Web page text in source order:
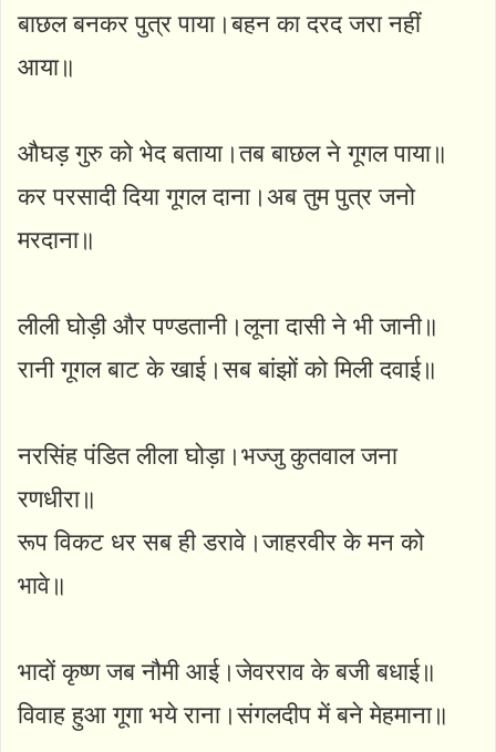
बाछल बनकर पुत्र पाया।बहन का दरद जरा नहीं
आया॥
औघड़ गुरु को भेद बताया।तब बाछल ने गूगल पाया॥
कर परसादी दिया गूगल दाना।अब तुम पुत्र जनो
मरदाना॥
लीली घोड़ी और पण्डतानी।लूना दासी ने भी जानी॥
रानी गूगल बाट के खाई।सब बांझों को मिली दवाई॥
नरसिंह पंडित लीला घोड़ा।भज्जु कुतवाल जना
रणधीरा॥
रूप विकट धर सब ही डरावे।जाहरवीर के मन को
भावे॥
भादों कृष्ण जब नौमी आई।जेवरराव के बजी बधाई॥
विवाह हुआ गूगा भये राना।संगलदीप में बने मेहमाना॥